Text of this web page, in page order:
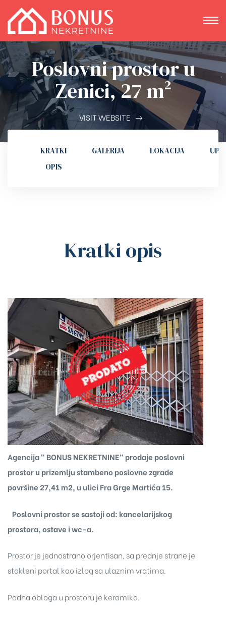
Poslovni prostor u
Zenici, 27 m²
VISIT WEBSITE
KRATKI
OPIS
GALERIJA LOKACIJA UPIT
Kratki opis
Agencija " BONUS NEKRETNINE" prodaje poslovni
prostor u prizemlju stambeno poslovne zgrade
površine 27,41 m2, u ulici Fra Grge Martića 15.
Poslovni prostor se sastoji od: kancelarijskog
prostora, ostave i wc-a.
Prostor je jednostrano orjentisan, sa prednje strane je
stakleni portal kao izlog sa ulaznim vratima.
Podna obloga u prostoru je keramika.